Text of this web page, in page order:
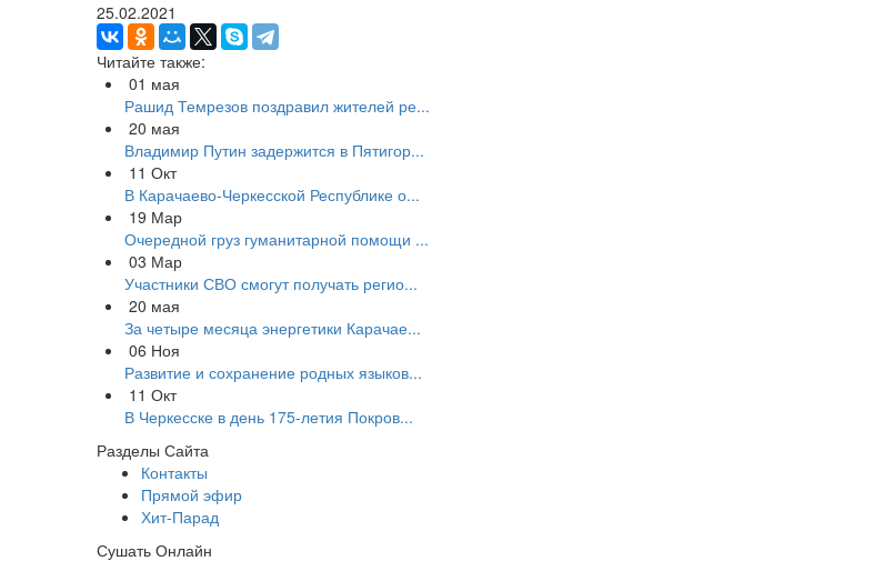
25.02.2021
Читайте также:
01 мая
Рашид Темрезов поздравил жителей ре...
20 мая
Владимир Путин задержится в Пятигор...
11 Окт
В Карачаево-Черкесской Республике о...
19 Мар
Очередной груз гуманитарной помощи ...
03 Мар
Участники СВО смогут получать регио...
20 мая
За четыре месяца энергетики Карачае...
06 Ноя
Развитие и сохранение родных языков...
11 Окт
В Черкесске в день 175-летия Покров...
Разделы Сайта
Контакты
Прямой эфир
Хит-Парад
Сушать Онлайн